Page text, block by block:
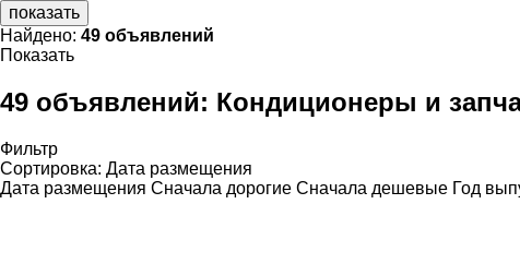
показать
Найдено: 49 объявлений
Показать
49 объявлений: Кондиционеры и
Фильтр
Сортировка: Дата размещения
Дата размещения Сначала дорогие Сначала дешевые Год